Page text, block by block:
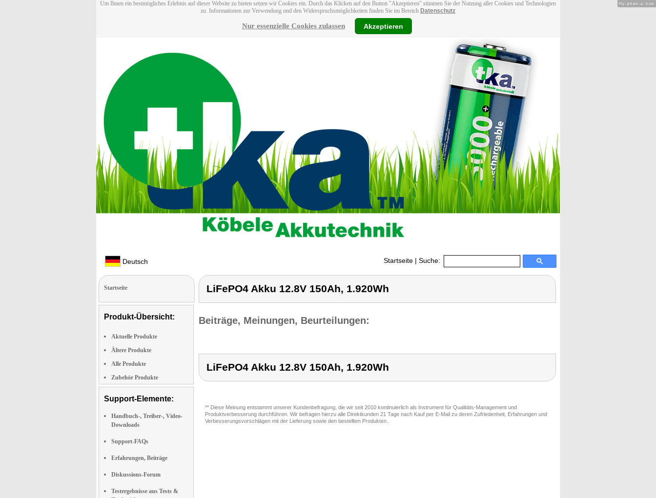
Um Ihnen ein bestmögliches Erlebnis auf dieser Website zu bieten setzen wir Cookies ein. Durch das Klicken auf den Button "Akzeptieren" stimmen Sie der Nutzung aller Cookies und Technologien
zu. Informationen zur Verwendung und den Widerspruchsmöglichkeiten finden Sie im Bereich Datenschutz
Nur essenzielle Cookies zulassen Akzeptieren
Deutsch Startseite | Suche:
Startseite
Produkt-Übersicht:
Aktuelle Produkte
Ältere Produkte
Alle Produkte
Zubehör Produkte
Support-Elemente:
Handbuch-, Treiber-, Video-
Downloads
Support-FAQs
Erfahrungen, Beiträge
Diskussions-Forum
Testergebnisse aus Tests &
LiFePO4 Akku 12.8V 150Ah, 1.920Wh
Beiträge, Meinungen, Beurteilungen:
LiFePO4 Akku 12.8V 150Ah, 1.920Wh
** Diese Meinung entstammt unserer Kundenbefragung, die wir seit 2010 kontinuierlich als Instrument für Qualitäts-Management und
Produktverbesserung durchführen. Wir befragen hierzu alle Direktkunden 21 Tage nach Kauf per E-Mail zu deren Zufriedenheit, Erfahrungen und
Verbesserungsvorschlägen mit der Lieferung sowie den bestellten Produkten.
Hy-phen-a-tion